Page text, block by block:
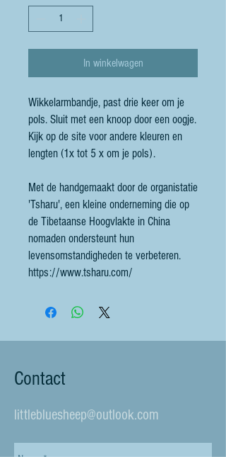
In winkelwagen
Wikkelarmbandje, past drie keer om je
pols. Sluit met een knoop door een oogje.
Kijk op de site voor andere kleuren en
lengten (1x tot 5 x om je pols).
Met de handgemaakt door de organistatie
'Tsharu', een kleine onderneming die op
de Tibetaanse Hoogvlakte in China
nomaden ondersteunt hun
levensomstandigheden te verbeteren.
https://www.tsharu.com/
Contact
littlebluesheep@outlook.com